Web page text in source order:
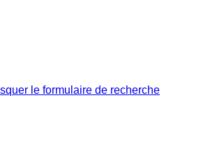
le formulaire de recherche